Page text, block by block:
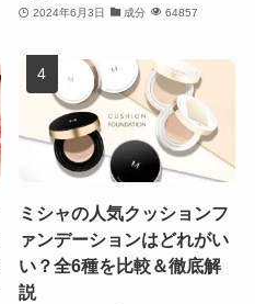
2024年6月3日 成分 64857
ミシャの人気クッションフ
ァンデーションはどれがい
い？全6種を比較＆徹底解
説